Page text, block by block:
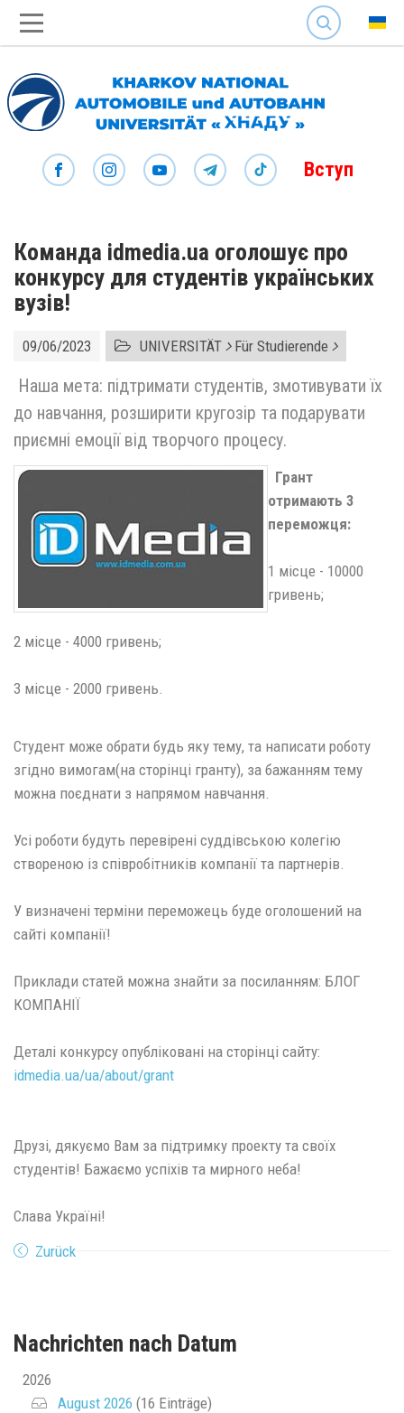
SEARCH
Вступ
Команда idmedia.ua оголошує про
конкурсу для студентів українських
вузів!
09/06/2023 UNIVERSITÄT Für Studierende
Наша мета: підтримати студентів, змотивувати їх
до навчання, розширити кругозір та подарувати
приємні емоції від творчого процесу.
Грант
отримають 3
переможця:
1 місце - 10000
гривень;
2 місце - 4000 гривень;
3 місце - 2000 гривень.
Студент може обрати будь яку тему, та написати роботу
згідно вимогам(на сторінці гранту), за бажанням тему
можна поєднати з напрямом навчання.
Усі роботи будуть перевірені суддівською колегію
створеною із співробітників компанії та партнерів.
У визначені терміни переможець буде оголошений на
сайті компанії!
Приклади статей можна знайти за посиланням: БЛОГ
КОМПАНІЇ
Деталі конкурсу опубліковані на сторінці сайту:
idmedia.ua/ua/about/grant
Друзі, дякуємо Вам за підтримку проекту та своїх
студентів! Бажаємо успіхів та мирного неба!
Слава Україні!
Zurück
Nachrichten nach Datum
2026
August 2026 (16 Einträge)